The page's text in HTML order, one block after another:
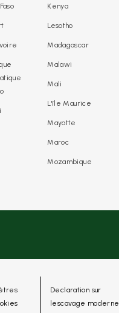
Kenya
Lesotho
Madagascar
Malawi
Mali
L'île Maurice
Mayotte
Maroc
Mozambique
Declaration sur
lescavage moderne